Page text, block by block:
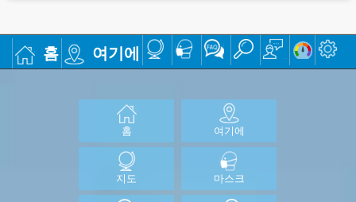
홈 여기에
홈 여기에
지도 마스크